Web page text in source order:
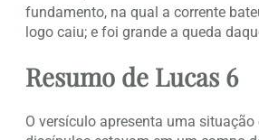
fundamento, na qual a corrente
logo caiu; e foi grande a queda
Resumo de Lucas 6
O versículo apresenta uma situação